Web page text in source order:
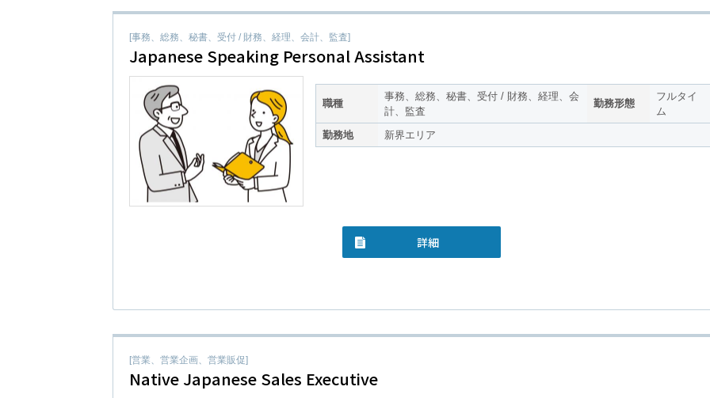
[事務、総務、秘書、受付 / 財務、経理、会計、監査]
Japanese Speaking Personal Assistant
職種
事務、総務、秘書、受付 / 財務、経理、会
計、監査
勤務形態
フルタイ
ム
勤務地
新界エリア
詳細
[営業、営業企画、営業販促]
Native Japanese Sales Executive